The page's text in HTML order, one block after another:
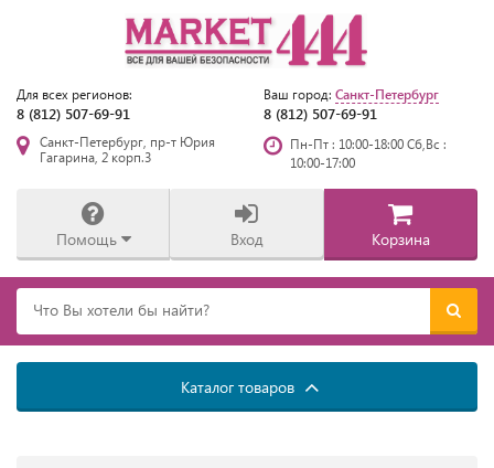
Для всех регионов:
8 (812) 507-69-91
Ваш город: Санкт-Петербург
8 (812) 507-69-91
Санкт-Петербург, пр-т Юрия
Гагарина, 2 корп.3
Пн-Пт : 10:00-18:00 Сб,Вс :
10:00-17:00
Помощь Вход Корзина
Каталог товаров